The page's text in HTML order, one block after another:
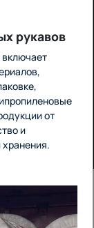
рукавов
от
и
хранения.